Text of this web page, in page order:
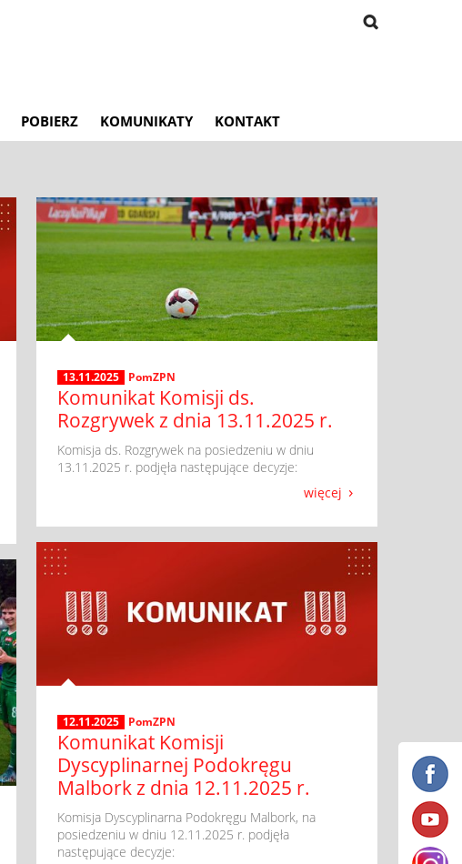
POBIERZ KOMUNIKATY KONTAKT
13.11.2025 PomZPN
Komunikat Komisji ds.
Rozgrywek z dnia 13.11.2025 r.
​ Komisja ds. Rozgrywek na posiedzeniu w dniu
13.11.2025 r. podjęła następujące decyzje:
więcej
12.11.2025 PomZPN
Komunikat Komisji
Dyscyplinarnej Podokręgu
Malbork z dnia 12.11.2025 r.
​ Komisja Dyscyplinarna Podokręgu Malbork, na
posiedzeniu w dniu 12.11.2025 r. podjęła
następujące decyzje: